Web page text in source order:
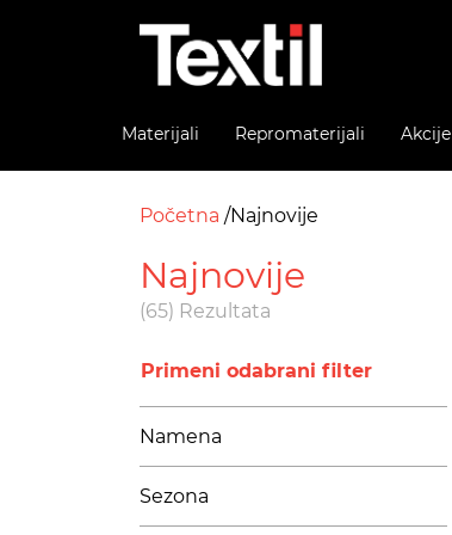
Materijali Repromaterijali Akcije
Početna Najnovije
Najnovije
(65) Rezultata
Primeni odabrani filter
Namena
Sezona